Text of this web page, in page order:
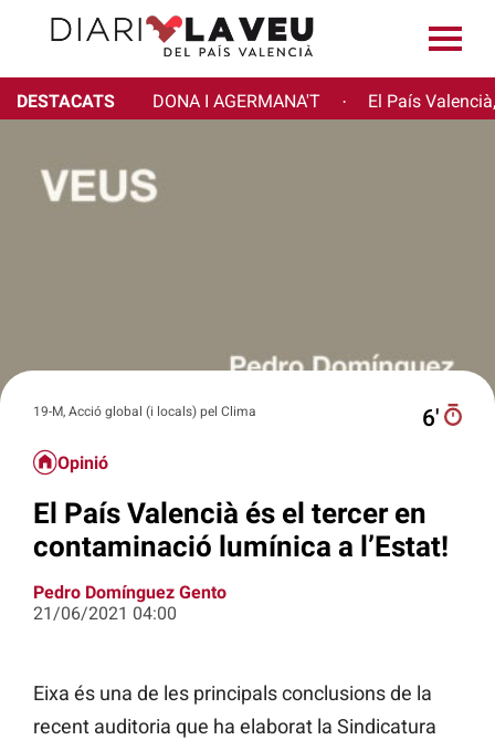
DESTACATS DONA I AGERMANA'T · El País
19-M, Acció global (i locals) pel Clima 6′
Opinió
El País Valencià és el tercer en
contaminació lumínica a l’Estat!
Pedro Domínguez Gento
21/06/2021 04:00
Eixa és una de les principals conclusions de la
recent auditoria que ha elaborat la Sindicatura